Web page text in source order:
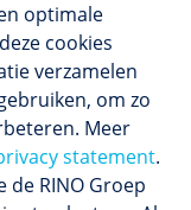
optimale
cookies
verzamelen
om zo
Meer
statement.
de RINO Groep
huis
8,4